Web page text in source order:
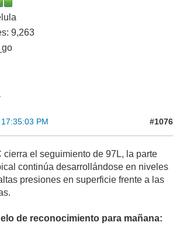
9,263
PM #1076
cierra el seguimiento de 97L, la parte
continúa desarrollándose en niveles
presiones en superficie frente a las
de reconocimiento para mañana: